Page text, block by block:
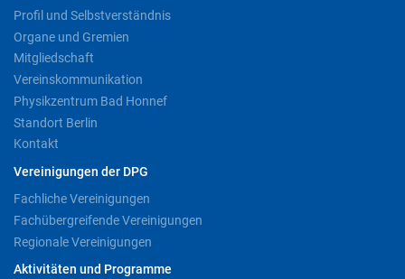
Profil und Selbstverständnis
Organe und Gremien
Mitgliedschaft
Vereinskommunikation
Physikzentrum Bad Honnef
Standort Berlin
Kontakt
Vereinigungen der DPG
Fachliche Vereinigungen
Fachübergreifende Vereinigungen
Regionale Vereinigungen
Aktivitäten und Programme